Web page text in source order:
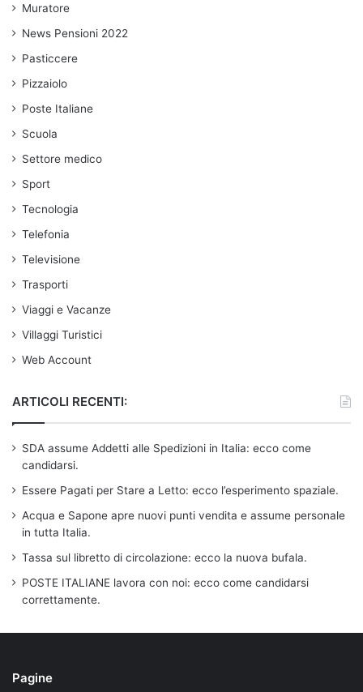
Muratore
News Pensioni 2022
Pasticcere
Pizzaiolo
Poste Italiane
Scuola
Settore medico
Sport
Tecnologia
Telefonia
Televisione
Trasporti
Viaggi e Vacanze
Villaggi Turistici
Web Account
ARTICOLI RECENTI:
SDA assume Addetti alle Spedizioni in Italia: ecco come
candidarsi.
Essere Pagati per Stare a Letto: ecco l’esperimento spaziale.
Acqua e Sapone apre nuovi punti vendita e assume personale
in tutta Italia.
Tassa sul libretto di circolazione: ecco la nuova bufala.
POSTE ITALIANE lavora con noi: ecco come candidarsi
correttamente.
Pagine